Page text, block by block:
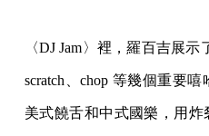
〈DJ Jam〉裡，羅百吉展示
scratch、chop 等幾個重要
美式饒舌和中式國樂，用